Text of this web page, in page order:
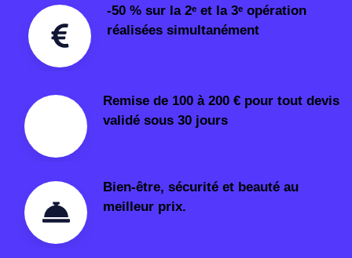
-50 % sur la 2ᵉ et la 3ᵉ opération
réalisées simultanément
Remise de 100 à 200 € pour tout devis
validé sous 30 jours
Bien-être, sécurité et beauté au
meilleur prix.